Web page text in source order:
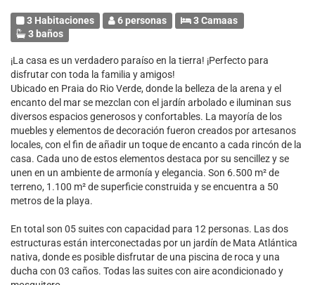
3 Habitaciones 6 personas
3 Camaas
3 baños
¡La casa es un verdadero paraíso en la tierra! ¡Perfecto para
disfrutar con toda la familia y amigos!
Ubicado en Praia do Rio Verde, donde la belleza de la arena y el
encanto del mar se mezclan con el jardín arbolado e iluminan sus
diversos espacios generosos y confortables. La mayoría de los
muebles y elementos de decoración fueron creados por artesanos
locales, con el fin de añadir un toque de encanto a cada rincón de la
casa. Cada uno de estos elementos destaca por su sencillez y se
unen en un ambiente de armonía y elegancia. Son 6.500 m² de
terreno, 1.100 m² de superficie construida y se encuentra a 50
metros de la playa.
En total son 05 suites con capacidad para 12 personas. Las dos
estructuras están interconectadas por un jardín de Mata Atlántica
nativa, donde es posible disfrutar de una piscina de roca y una
ducha con 03 caños. Todas las suites con aire acondicionado y